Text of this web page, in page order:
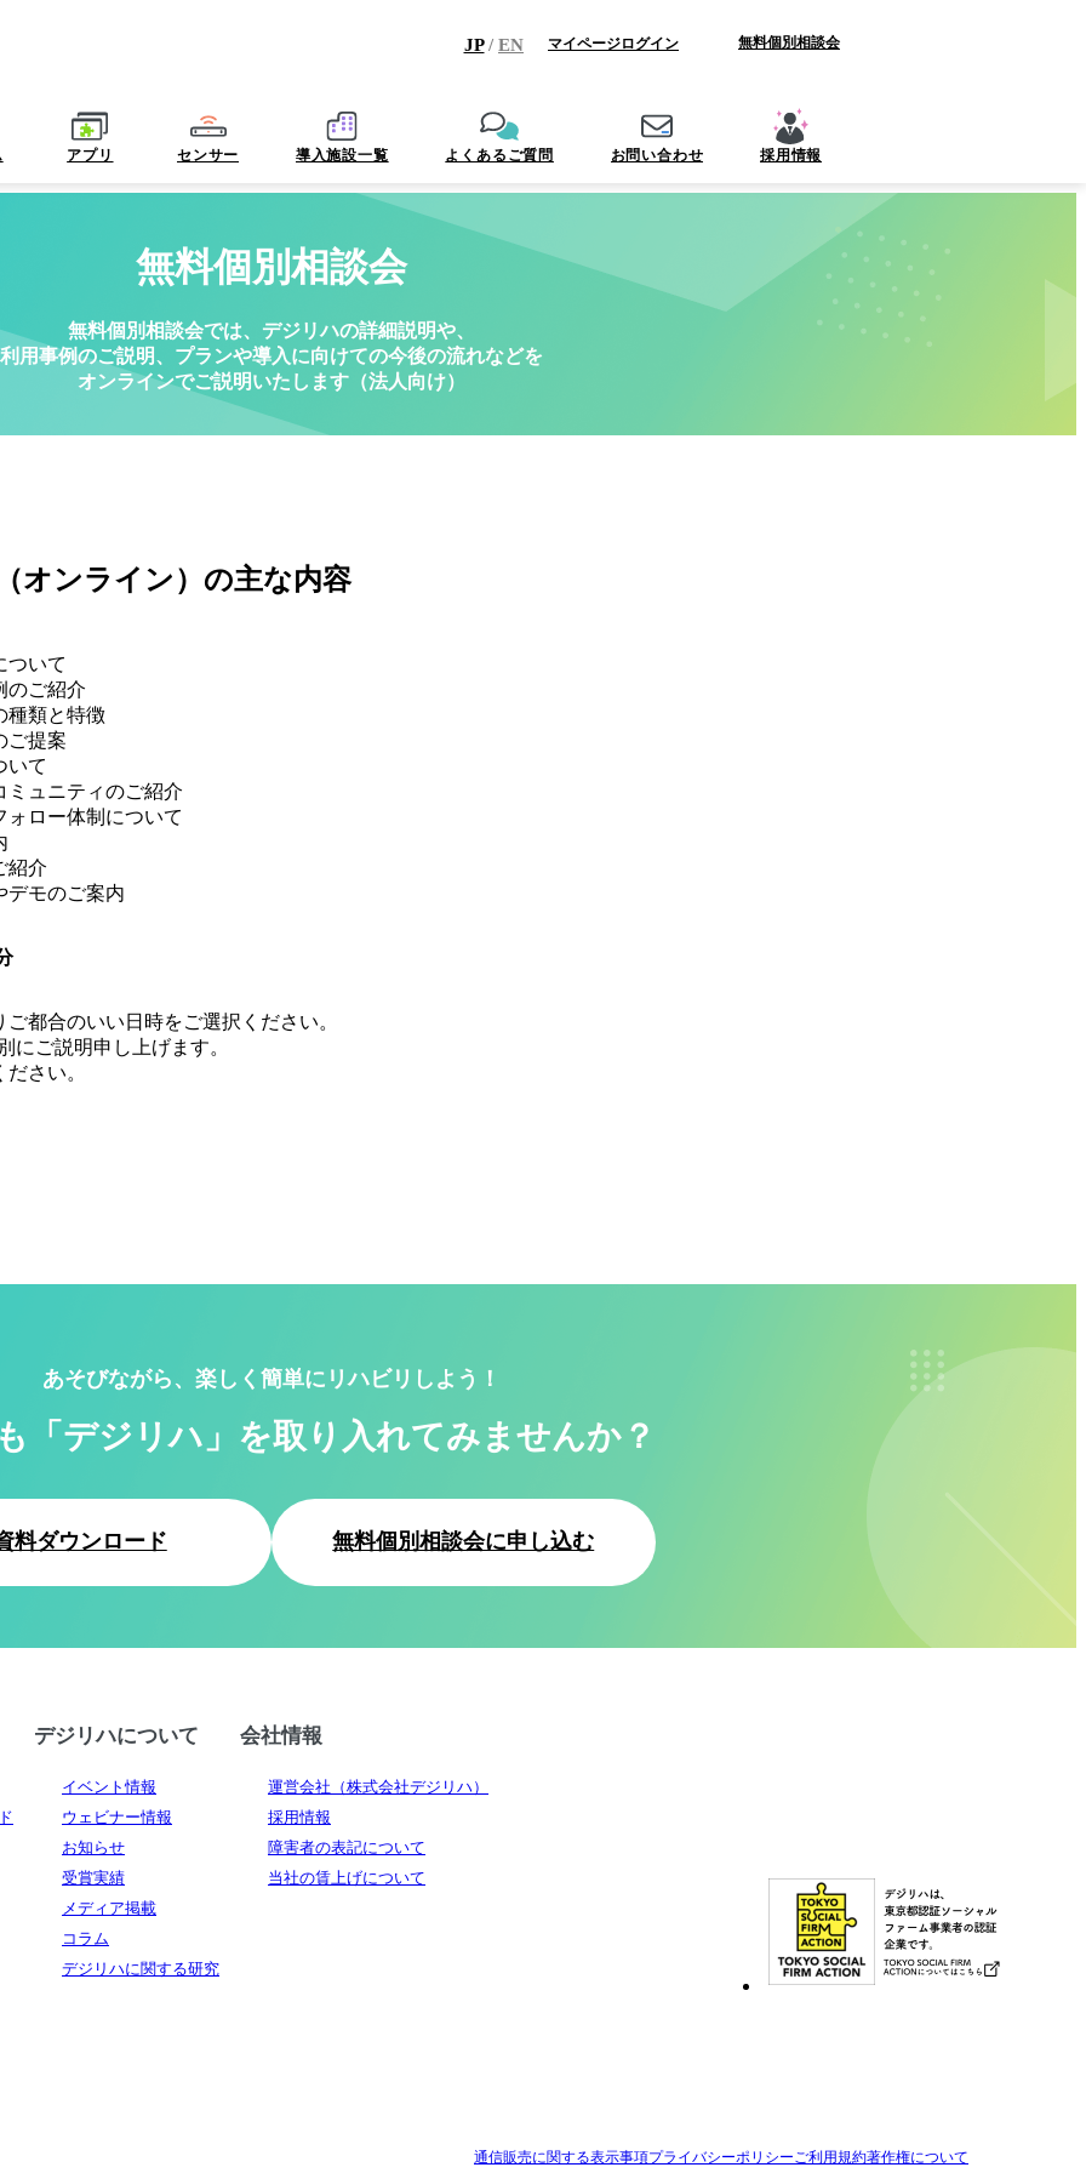
JP / EN マイページログイン 無料個別相談会
アプリ センサー 導入施設一覧 よくあるご質問 お問い合わせ 採用情報
無料個別相談会
無料個別相談会では、デジリハの詳細説明や、
利用事例のご説明、プランや導入に向けての今後の流れなどを
オンラインでご説明いたします（法人向け）
オンライン）の主な内容
ついて
のご紹介
種類と特徴
ご提案
いて
ミュニティのご紹介
ォロー体制について
紹介
デモのご案内
都合のいい日時をご選択ください。
にご説明申し上げます。
さい。
あそびながら、楽しく簡単にリハビリしよう！
「デジリハ」を取り入れてみませんか？
料ダウンロード 無料個別相談会に申し込む
デジリハについて
イベント情報
ウェビナー情報
お知らせ
受賞実績
メディア掲載
コラム
デジリハに関する研究
会社情報
運営会社（株式会社デジリハ）
採用情報
障害者の表記について
当社の賃上げについて
通信販売に関する表示事項プライバシーポリシーご利用規約著作権について